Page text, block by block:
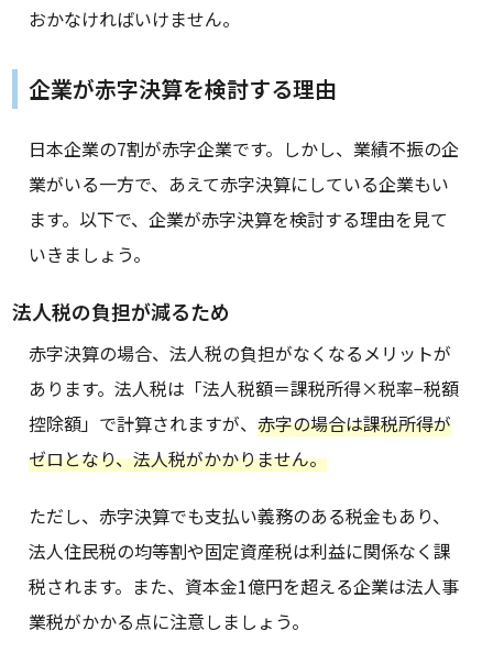
おかなければいけません。
企業が赤字決算を検討する理由
日本企業の7割が赤字企業です。しかし、業績不振の企
業がいる一方で、あえて赤字決算にしている企業もい
ます。以下で、企業が赤字決算を検討する理由を見て
いきましょう。
法人税の負担が減るため
赤字決算の場合、法人税の負担がなくなるメリットが
あります。法人税は「法人税額＝課税所得×税率−税額
控除額」で計算されますが、赤字の場合は課税所得が
ゼロとなり、法人税がかかりません。
ただし、赤字決算でも支払い義務のある税金もあり、
法人住民税の均等割や固定資産税は利益に関係なく課
税されます。また、資本金1億円を超える企業は法人事
業税がかかる点に注意しましょう。